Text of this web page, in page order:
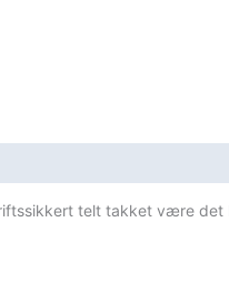
telt takket være